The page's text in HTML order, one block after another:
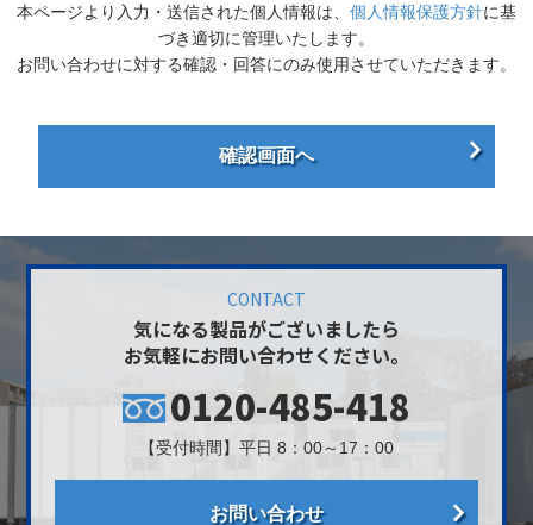
本ページより入力・送信された個人情報は、 個人情報保護方針に基
づき適切に管理いたします。
お問い合わせに対する確認・回答にのみ使用させていただきます。
確認画面へ
CONTACT
気になる製品がございましたら
お気軽にお問い合わせください。
0120-485-418
【受付時間】平日 8：00～17：00
お問い合わせ